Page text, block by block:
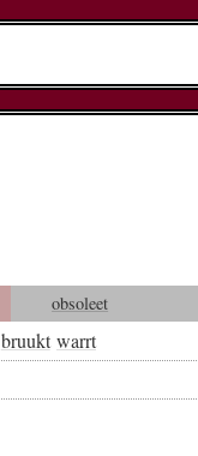
obsoleet
bruukt warrt